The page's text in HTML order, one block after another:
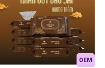
OEM